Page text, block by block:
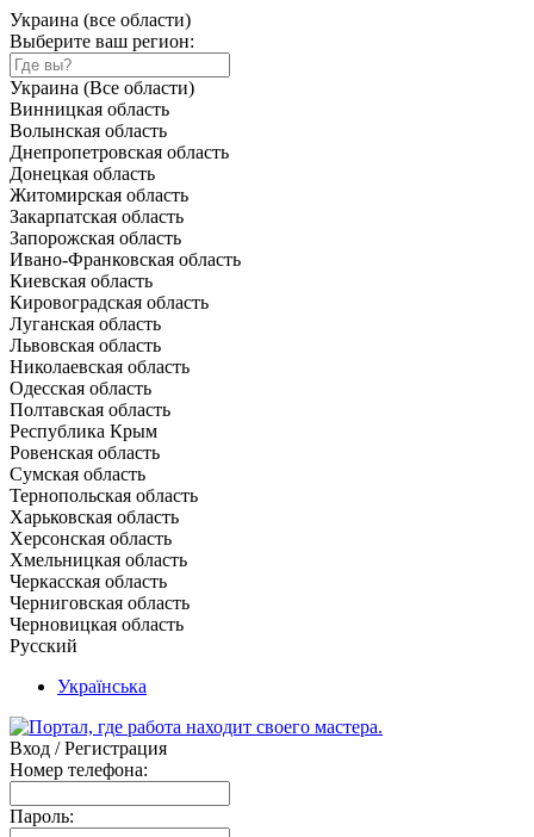
Украина (все области)
Выберите ваш регион:
Украина (Все области)
Винницкая область
Волынская область
Днепропетровская область
Донецкая область
Житомирская область
Закарпатская область
Запорожская область
Ивано-Франковская область
Киевская область
Кировоградская область
Луганская область
Львовская область
Николаевская область
Одесская область
Полтавская область
Республика Крым
Ровенская область
Сумская область
Тернопольская область
Харьковская область
Херсонская область
Хмельницкая область
Черкасская область
Черниговская область
Черновицкая область
Русский
Українська
Вход / Регистрация
Номер телефона:
Пароль: